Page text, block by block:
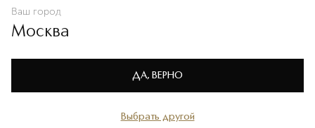
Политике конфиденциальности
В КОРЗИНУ
Избранное
Ваш город
Москва
Выбрать другой
ДА, ВЕРНО